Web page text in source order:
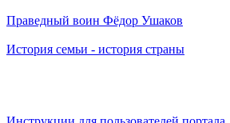
Праведный воин Фёдор Ушаков
История семьи - история страны